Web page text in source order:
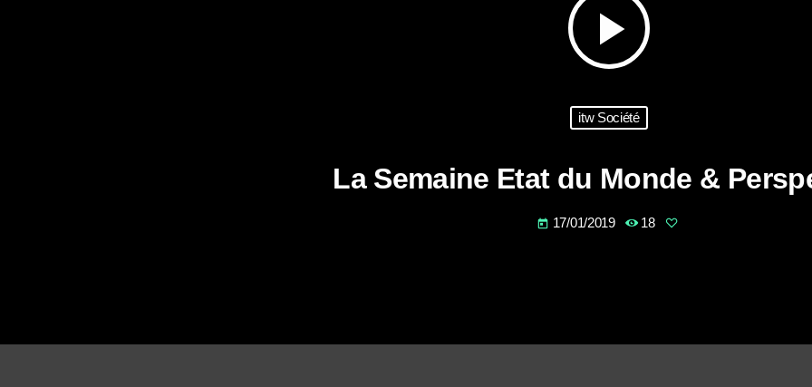
play_arrow
itw Société
La Semaine Etat du Monde &
today 17/01/2019 18